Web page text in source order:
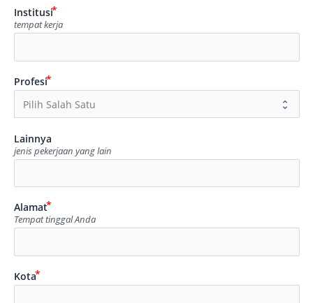
Institusi
tempat kerja
Profesi
Lainnya
jenis pekerjaan yang lain
Alamat
Tempat tinggal Anda
Kota